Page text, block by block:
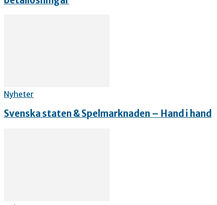
Nyheter
Svenska staten & Spelmarknaden – Hand i hand